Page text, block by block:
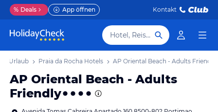
% Deals App öffnen Kontakt
Hotel, Reiseziel
Urlaub Praia da Rocha Hotels AP Oriental Beach - Adults Friendly
AP Oriental Beach - Adults
Friendly